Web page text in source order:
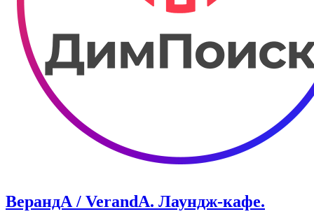
ВерандА / VerandA. ​Лаундж-кафе.